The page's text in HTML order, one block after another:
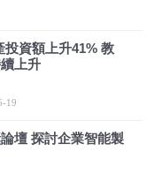
投資額上升41% 教
上升
19
壇 探討企業智能製